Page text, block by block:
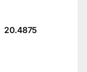
20.4875